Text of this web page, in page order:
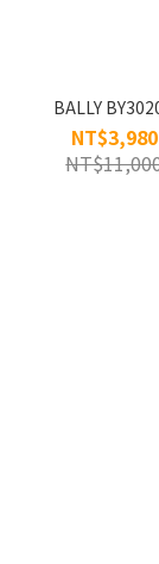
BALLY
NT$3,980